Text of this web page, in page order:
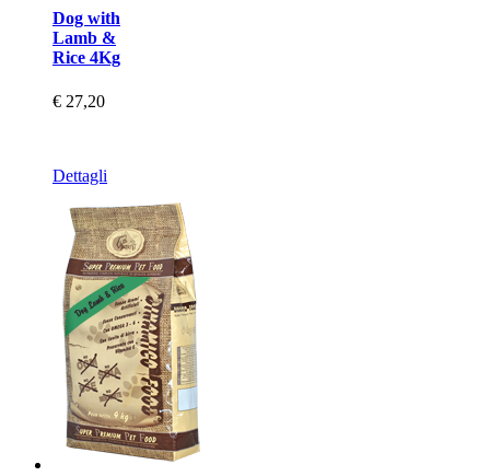
Dog with
Lamb &
Rice 4Kg
€ 27,20
Dettagli